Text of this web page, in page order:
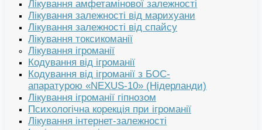
Лікування амфетамінової залежності
Лікування залежності від марихуани
Лікування залежності від спайсу
Лікування токсикоманії
Лікування ігроманії
Кодування від ігроманії
Кодування від ігроманії з БОС-
апаратурою «NEXUS-10» (Нідерланди)
Лікування ігроманії гіпнозом
Психологічна корекція при ігроманії
Лікування інтернет-залежності